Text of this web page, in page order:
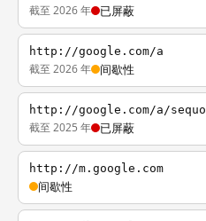
截至 2026 年 已屏蔽
http://google.com/a
截至 2026 年 间歇性
http://google.com/a/
截至 2025 年 已屏蔽
http://m.google.com
间歇性